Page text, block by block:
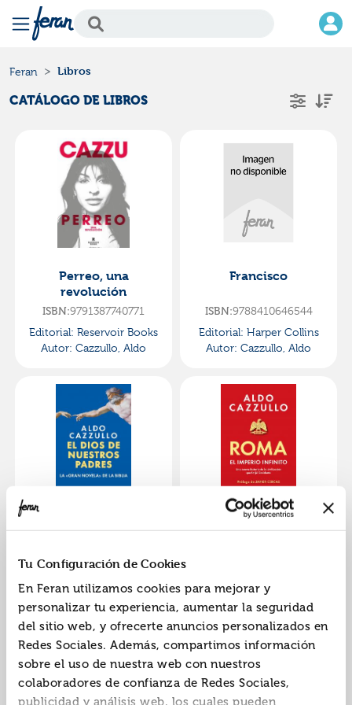
Tu Configuración de Cookies
En Feran utilizamos cookies para mejorar y
personalizar tu experiencia, aumentar la seguridad
del sitio web, y ofrecerte anuncios personalizados en
Redes Sociales. Además, compartimos información
sobre el uso de nuestra web con nuestros
colaboradores de confianza de Redes Sociales,
publicidad y análisis web, los cuales pueden
Feran Libros
CATÁLOGO DE LIBROS
Perreo, una
revolución
ISBN:9791387740771
Editorial: Reservoir Books
Autor: Cazzullo, Aldo
Francisco
ISBN:9788410646544
Editorial: Harper Collins
Autor: Cazzullo, Aldo
ISBN: 9788410643307
Autor: Cazzullo, Aldo
Roma. el imperio
Autor:Cazzullo, Aldo
« 1 »